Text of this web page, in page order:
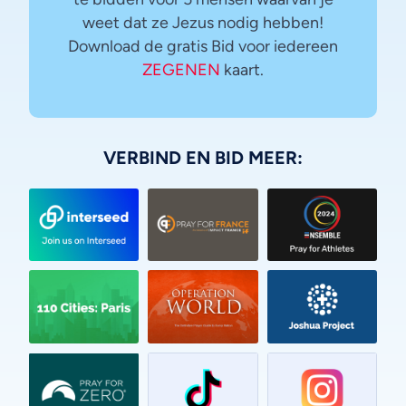
weet dat ze Jezus nodig hebben!
Download de gratis Bid voor iedereen
ZEGENEN kaart.
VERBIND EN BID MEER:
Tamil
Telugu
Thai
Urdu
Vietnamese